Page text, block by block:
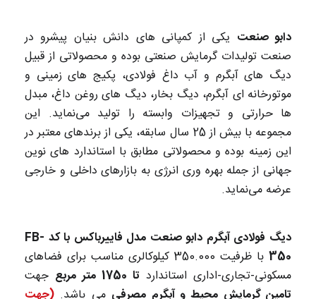
دابو صنعت یکی از کمپانی های دانش بنیان پیشرو در
صنعت تولیدات گرمایش صنعتی بوده و محصولاتی از قبیل
دیگ های آبگرم و آب داغ فولادی، پکیج های زمینی و
موتورخانه ای آبگرم، دیگ بخار، دیگ های روغن داغ، مبدل
ها حرارتی و تجهیزات وابسته را تولید می‌نماید. این
مجموعه با بیش از 25 سال سابقه، یکی از برندهای معتبر در
این زمینه بوده و محصولاتی مطابق با استاندارد های نوین
جهانی از جمله بهره وری انرژی به بازارهای داخلی و خارجی
عرضه می‌نماید.
دیگ فولادی آبگرم دابو صنعت مدل فاییرباکس با کد FB-
350
با ظرفیت 350.000 کیلوکالری مناسب برای فضاهای
مسکونی-تجاری-اداری استاندارد تا 1750 متر مربع
جهت
تامین گرمایش محیط و آبگرم مصرفی می باشد. (جهت